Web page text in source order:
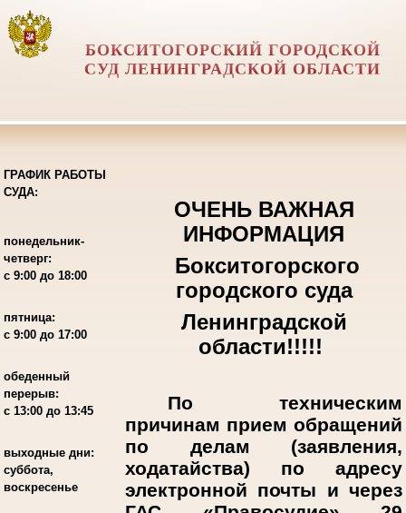
БОКСИТОГОРСКИЙ ГОРОДСКОЙ
СУД ЛЕНИНГРАДСКОЙ ОБЛАСТИ
ГРАФИК РАБОТЫ
СУДА:
понедельник-
четверг:
с 9:00 до 18:00
пятница:
с 9:00 до 17:00
обеденный
перерыв:
с 13:00 до 13:45
выходные дни:
суббота,
воскресенье
ОЧЕНЬ ВАЖНАЯ
ИНФОРМАЦИЯ
Бокситогорского
городского суда
Ленинградской
области!!!!!
По техническим
причинам прием обращений
по делам (заявления,
ходатайства) по адресу
электронной почты и через